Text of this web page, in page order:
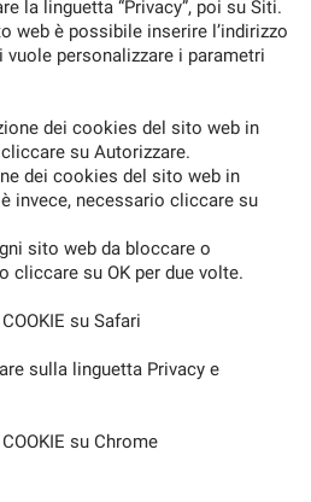
la linguetta “Privacy”, poi su Siti.
web è possibile inserire l’indirizzo
personalizzare i parametri
dei cookies del sito web in
su Autorizzare.
dei cookies del sito web in
invece, necessario cliccare su
sito web da bloccare o
cliccare su OK per due volte.
su Safari
sulla linguetta Privacy e
su Chrome